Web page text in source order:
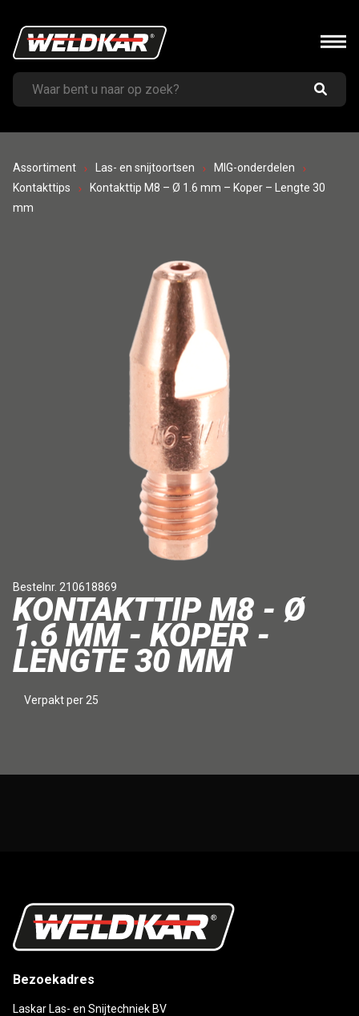
Assortiment Las- en snijtoortsen
MIG-onderdelen
Kontakttips
Kontakttip M8 – Ø 1.6 mm – Koper – Lengte 30
mm
Bestelnr. 210618869
KONTAKTTIP M8 - Ø
1.6 MM - KOPER -
LENGTE 30 MM
Verpakt per 25
Bezoekadres
Laskar Las- en Snijtechniek BV